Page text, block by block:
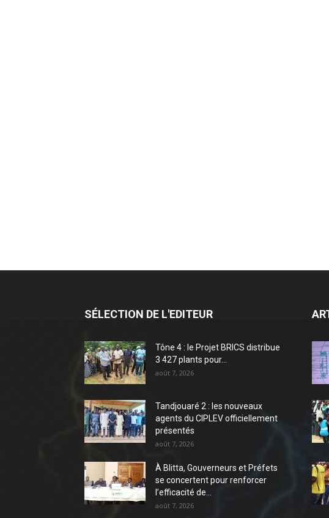
SÉLECTION DE L'EDITEUR
Tône 4 : le Projet BRICS distribue
3 427 plants pour...
août 7, 2026
Tandjouaré 2 : les nouveaux
agents du CIPLEV officiellement
présentés
août 7, 2026
À Blitta, Gouverneurs et Préfets
se concertent pour renforcer
l’efficacité de...
août 7, 2026